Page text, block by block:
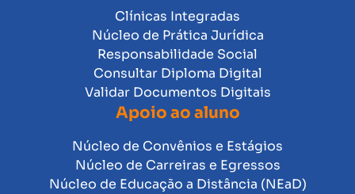
Clínicas Integradas
Núcleo de Prática Jurídica
Responsabilidade Social
Consultar Diploma Digital
Validar Documentos Digitais
Apoio ao aluno
Núcleo de Convênios e Estágios
Núcleo de Carreiras e Egressos
Núcleo de Educação a Distância (NEaD)